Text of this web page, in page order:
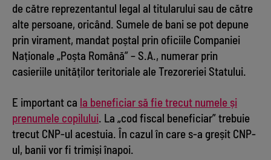
de către reprezentantul legal al titularului sau de către
alte persoane, oricând. Sumele de bani se pot depune
prin virament, mandat poștal prin oficiile Companiei
Naționale „Poșta Română” – S.A., numerar prin
casieriile unităților teritoriale ale Trezoreriei Statului.
E important ca la beneficiar să fie trecut numele și
prenumele copilului. La „cod fiscal beneficiar” trebuie
trecut CNP-ul acestuia. În cazul în care s-a greșit CNP-
ul, banii vor fi trimiși înapoi.